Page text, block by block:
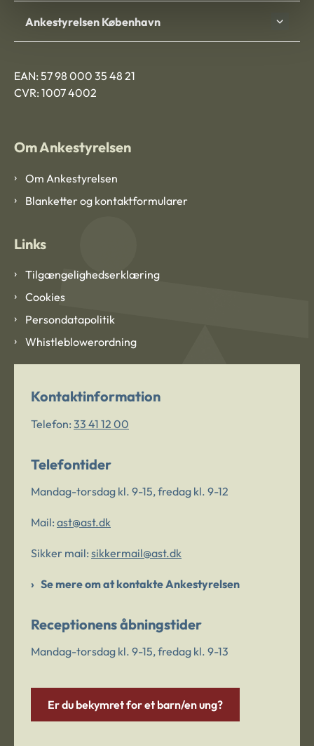
Ankestyrelsen København
EAN: 57 98 000 35 48 21
CVR: 1007 4002
Om Ankestyrelsen
Om Ankestyrelsen
Blanketter og kontaktformularer
Links
Tilgængelighedserklæring
Cookies
Persondatapolitik
Whistleblowerordning
Kontaktinformation
Telefon: 33 41 12 00
Telefontider
Mandag-torsdag kl. 9-15, fredag kl. 9-12
Mail: ast@ast.dk
Sikker mail: sikkermail@ast.dk
Se mere om at kontakte Ankestyrelsen
Receptionens åbningstider
Mandag-torsdag kl. 9-15, fredag kl. 9-13
Er du bekymret for et barn/en ung?